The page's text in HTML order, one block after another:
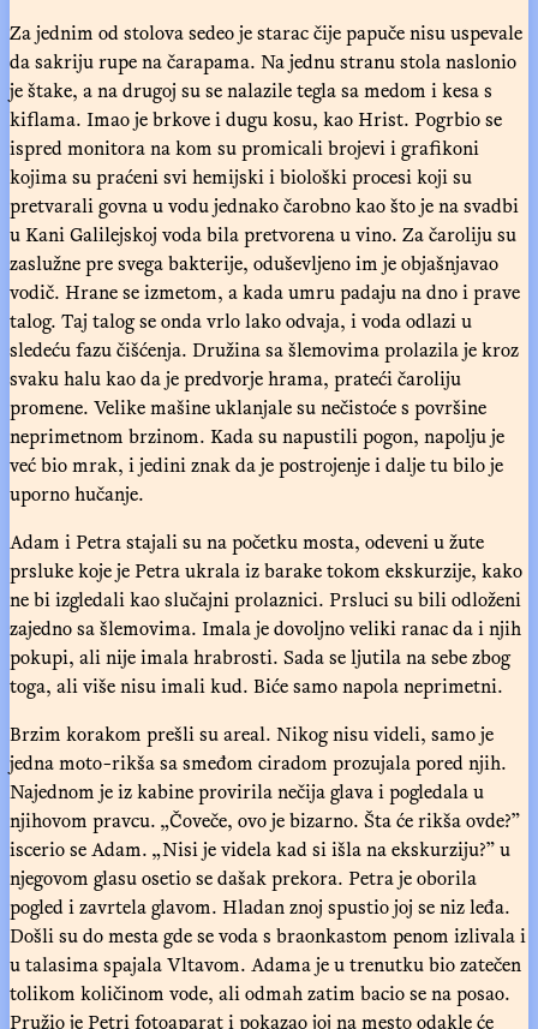
Za jednim od stolova sedeo je starac čije papuče nisu uspevale
da sakriju rupe na čarapama. Na jednu stranu stola naslonio
je štake, a na drugoj su se nalazile tegla sa medom i kesa s
kiflama. Imao je brkove i dugu kosu, kao Hrist. Pogrbio se
ispred monitora na kom su promicali brojevi i grafikoni
kojima su praćeni svi hemijski i biološki procesi koji su
pretvarali govna u vodu jednako čarobno kao što je na svadbi
u Kani Galilejskoj voda bila pretvorena u vino. Za čaroliju su
zaslužne pre svega bakterije, oduševljeno im je objašnjavao
vodič. Hrane se izmetom, a kada umru padaju na dno i prave
talog. Taj talog se onda vrlo lako odvaja, i voda odlazi u
sledeću fazu čišćenja. Družina sa šlemovima prolazila je kroz
svaku halu kao da je predvorje hrama, prateći čaroliju
promene. Velike mašine uklanjale su nečistoće s površine
neprimetnom brzinom. Kada su napustili pogon, napolju je
već bio mrak, i jedini znak da je postrojenje i dalje tu bilo je
uporno hučanje.
Adam i Petra stajali su na početku mosta, odeveni u žute
prsluke koje je Petra ukrala iz barake tokom ekskurzije, kako
ne bi izgledali kao slučajni prolaznici. Prsluci su bili odloženi
zajedno sa šlemovima. Imala je dovoljno veliki ranac da i njih
pokupi, ali nije imala hrabrosti. Sada se ljutila na sebe zbog
toga, ali više nisu imali kud. Biće samo napola neprimetni.
Brzim korakom prešli su areal. Nikog nisu videli, samo je
jedna moto-rikša sa smeđom ciradom prozujala pored njih.
Najednom je iz kabine provirila nečija glava i pogledala u
njihovom pravcu. „Čoveče, ovo je bizarno. Šta će rikša ovde?”
iscerio se Adam. „Nisi je videla kad si išla na ekskurziju?” u
njegovom glasu osetio se dašak prekora. Petra je oborila
pogled i zavrtela glavom. Hladan znoj spustio joj se niz leđa.
Došli su do mesta gde se voda s braonkastom penom izlivala i
u talasima spajala Vltavom. Adama je u trenutku bio zatečen
tolikom količinom vode, ali odmah zatim bacio se na posao.
Pružio je Petri fotoaparat i pokazao joj na mesto odakle će